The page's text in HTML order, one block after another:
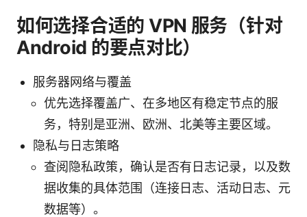
如何选择合适的 VPN 服务（针对
Android 的要点对比）
服务器网络与覆盖
优先选择覆盖广、在多地区有稳定节点的服
务，特别是亚洲、欧洲、北美等主要区域。
隐私与日志策略
查阅隐私政策，确认是否有日志记录，以及数
据收集的具体范围（连接日志、活动日志、元
数据等）。